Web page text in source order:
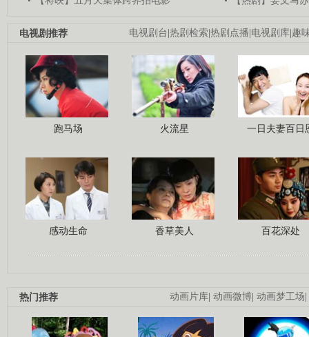
电视剧台 热剧检索 热剧点播 电视剧库 趣
电视剧推荐
跑马场 火流星 一日夫妻百日
感动生命 香草美人 百花深处
动画片库 动画微博 动画梦工场
热门推荐